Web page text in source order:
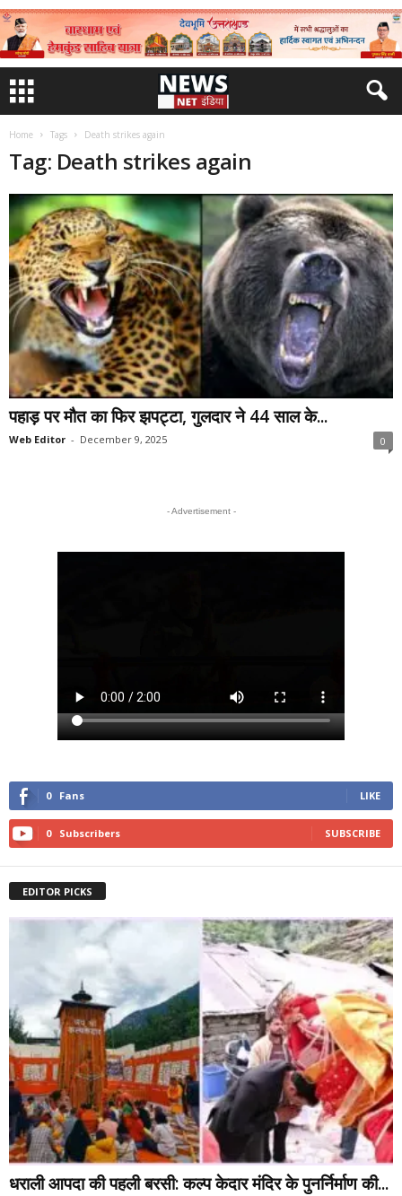
Home Tags Death strikes again
Tag: Death strikes again
पहाड़ पर मौत का फिर झपट्टा, गुलदार ने 44 साल के...
Web Editor - December 9, 2025 0
- Advertisement -
0 Fans LIKE
0 Subscribers SUBSCRIBE
EDITOR PICKS
धराली आपदा की पहली बरसी: कल्प केदार मंदिर के पुनर्निर्माण की...